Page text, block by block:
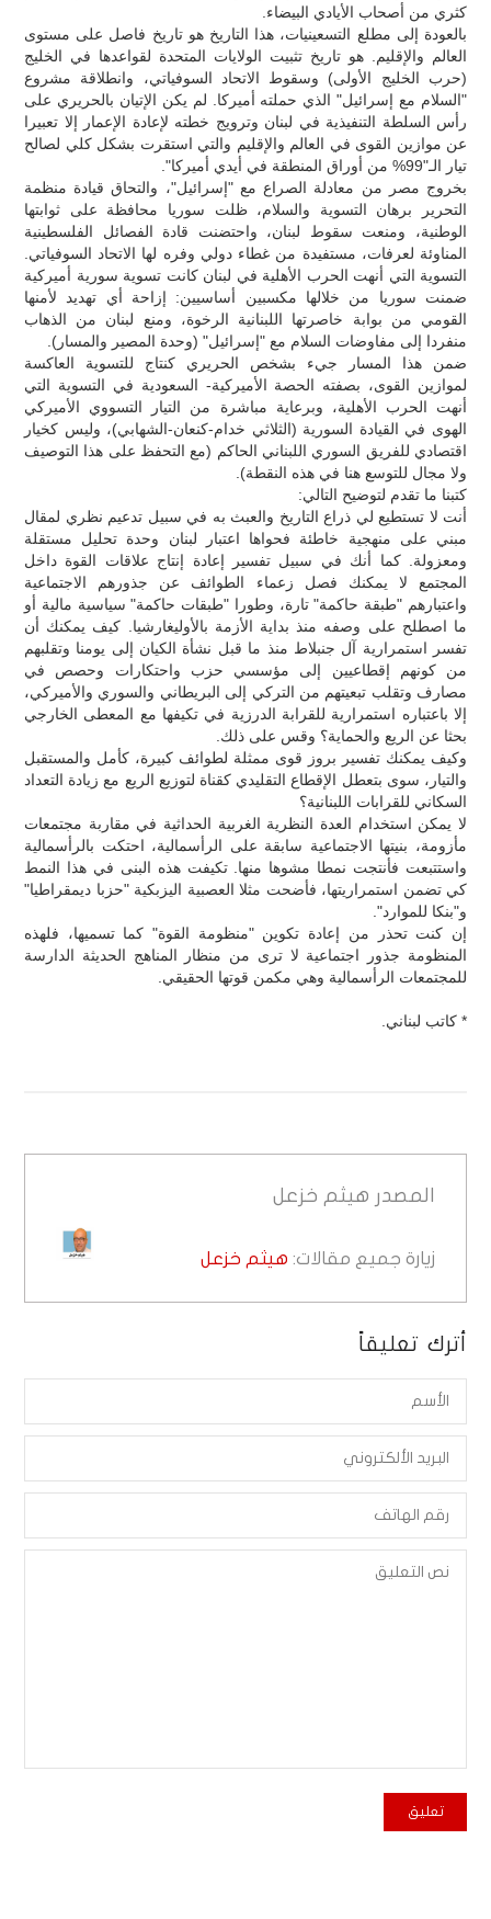
كثري من أصحاب الأيادي البيضاء.
بالعودة إلى مطلع التسعينيات، هذا التاريخ هو تاريخ فاصل على مستوى
العالم والإقليم. هو تاريخ تثبيت الولايات المتحدة لقواعدها في الخليج
(حرب الخليج الأولى) وسقوط الاتحاد السوفياتي، وانطلاقة مشروع
"السلام مع إسرائيل" الذي حملته أميركا. لم يكن الإتيان بالحريري على
رأس السلطة التنفيذية في لبنان وترويج خطته لإعادة الإعمار إلا تعبيرا
عن موازين القوى في العالم والإقليم والتي استقرت بشكل كلي لصالح
تيار الـ"99% من أوراق المنطقة في أيدي أميركا".
بخروج مصر من معادلة الصراع مع "إسرائيل"، والتحاق قيادة منظمة
التحرير برهان التسوية والسلام، ظلت سوريا محافظة على ثوابتها
الوطنية، ومنعت سقوط لبنان، واحتضنت قادة الفصائل الفلسطينية
المناوئة لعرفات، مستفيدة من غطاء دولي وفره لها الاتحاد السوفياتي.
التسوية التي أنهت الحرب الأهلية في لبنان كانت تسوية سورية أميركية
ضمنت سوريا من خلالها مكسبين أساسيين: إزاحة أي تهديد لأمنها
القومي من بوابة خاصرتها اللبنانية الرخوة، ومنع لبنان من الذهاب
منفردا إلى مفاوضات السلام مع "إسرائيل" (وحدة المصير والمسار).
ضمن هذا المسار جيء بشخص الحريري كنتاج للتسوية العاكسة
لموازين القوى، بصفته الحصة الأميركية- السعودية في التسوية التي
أنهت الحرب الأهلية، وبرعاية مباشرة من التيار التسووي الأميركي
الهوى في القيادة السورية (الثلاثي خدام-كنعان-الشهابي)، وليس كخيار
اقتصادي للفريق السوري اللبناني الحاكم (مع التحفظ على هذا التوصيف
ولا مجال للتوسع هنا في هذه النقطة).
كتبنا ما تقدم لتوضيح التالي:
أنت لا تستطيع لي ذراع التاريخ والعبث به في سبيل تدعيم نظري لمقال
مبني على منهجية خاطئة فحواها اعتبار لبنان وحدة تحليل مستقلة
ومعزولة. كما أنك في سبيل تفسير إعادة إنتاج علاقات القوة داخل
المجتمع لا يمكنك فصل زعماء الطوائف عن جذورهم الاجتماعية
واعتبارهم "طبقة حاكمة" تارة، وطورا "طبقات حاكمة" سياسية مالية أو
ما اصطلح على وصفه منذ بداية الأزمة بالأوليغارشيا. كيف يمكنك أن
تفسر استمرارية آل جنبلاط منذ ما قبل نشأة الكيان إلى يومنا وتقلبهم
من كونهم إقطاعيين إلى مؤسسي حزب واحتكارات وحصص في
مصارف وتقلب تبعيتهم من التركي إلى البريطاني والسوري والأميركي،
إلا باعتباره استمرارية للقرابة الدرزية في تكيفها مع المعطى الخارجي
بحثا عن الريع والحماية؟ وقس على ذلك.
وكيف يمكنك تفسير بروز قوى ممثلة لطوائف كبيرة، كأمل والمستقبل
والتيار، سوى بتعطل الإقطاع التقليدي كقناة لتوزيع الريع مع زيادة التعداد
السكاني للقرابات اللبنانية؟
لا يمكن استخدام العدة النظرية الغربية الحداثية في مقاربة مجتمعات
مأزومة، بنيتها الاجتماعية سابقة على الرأسمالية، احتكت بالرأسمالية
واستتبعت فأنتجت نمطا مشوها منها. تكيفت هذه البنى في هذا النمط
كي تضمن استمراريتها، فأضحت مثلا العصبية اليزبكية "حزبا ديمقراطيا"
و"بنكا للموارد".
إن كنت تحذر من إعادة تكوين "منظومة القوة" كما تسميها، فلهذه
المنظومة جذور اجتماعية لا ترى من منظار المناهج الحديثة الدارسة
للمجتمعات الرأسمالية وهي مكمن قوتها الحقيقي.
* كاتب لبناني.
المصدر هيثم خزعل
زيارة جميع مقالات: هيثم خزعل
أترك تعليقاً